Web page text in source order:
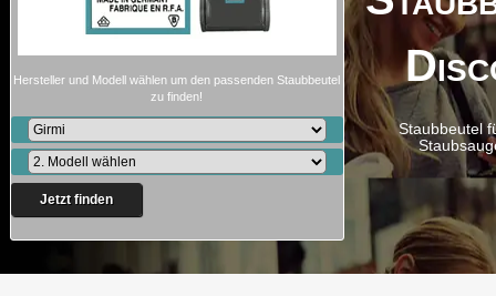
Staubbeutel
Hersteller und Modell wählen um den passenden Staubbeutel
zu finden!
Jetzt finden